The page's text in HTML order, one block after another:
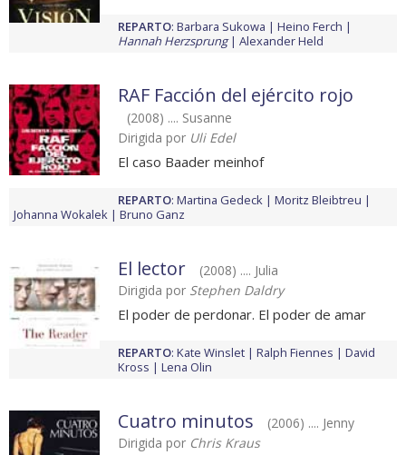
REPARTO: Barbara Sukowa
Heino Ferch
Hannah Herzsprung
Alexander Held
RAF Facción del ejército rojo
(2008) .... Susanne
Dirigida por Uli Edel
El caso Baader meinhof
REPARTO: Martina Gedeck
Moritz Bleibtreu
Johanna Wokalek
Bruno Ganz
El lector
(2008) .... Julia
Dirigida por Stephen Daldry
El poder de perdonar. El poder de amar
REPARTO: Kate Winslet Ralph Fiennes
David
Kross
Lena Olin
Cuatro minutos
(2006) .... Jenny
Dirigida por Chris Kraus